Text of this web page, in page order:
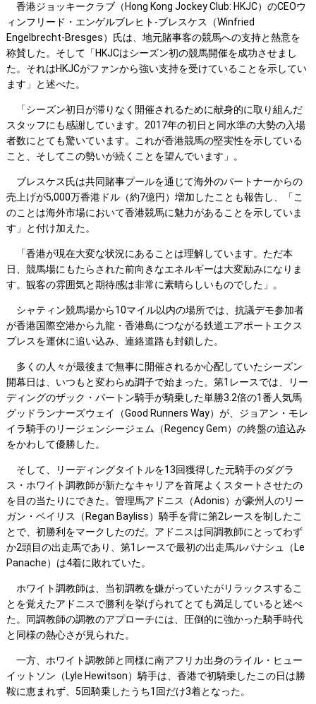
香港ジョッキークラブ（Hong Kong Jockey Club: HKJC）のCEOウ
ィンフリード・エンゲルブレヒト-ブレスケス（Winfried
Engelbrecht-Bresges）氏は、地元賭事客の競馬への支持と熱意を
称賛した。そして「HKJCはシーズン初の競馬開催を成功させまし
た。それはHKJCがファンから強い支持を受けていることを示してい
ます」と述べた。
「シーズン初日が滞りなく開催されるために献身的に取り組んだ
スタッフにも感謝しています。2017年の初日と同水準の大勢の入場
者数にとても驚いています。これが香港競馬の堅実性を示している
こと、そしてこの勢いが続くことを望んでいます」。
ブレスケス氏は共同賭事プールを通じて海外のパートナーからの
売上げが5,000万香港ドル（約7億円）増加したことも報告し、「こ
のことは海外市場において香港競馬に魅力があることを示していま
す」と付け加えた。
「香港が現在大変な状況にあることは理解しています。ただ本
日、競馬場にもたらされた前向きなエネルギーは大変励みになりま
す。観客の雰囲気と期待感は非常に素晴らしいものでした」。
シャティン競馬場から10マイル以内の場所では、抗議デモ参加者
が香港国際空港から九龍・香港島につながる鉄道エアポートエクス
プレスを運休に追い込み、連絡道路も封鎖した。
多くの人々が最後まで無事に開催されるか心配していたシーズン
開幕日は、いつもと変わらぬ調子で始まった。第1レースでは、リー
ディングのザック・パートン騎手が騎乗した単勝3.2倍の1番人気馬
グッドランナーズウェイ（Good Runners Way）が、ジョアン・モレ
イラ騎手のリージェンシージェム（Regency Gem）の終盤の追込み
をかわして優勝した。
そして、リーディングタイトルを13回獲得した元騎手のダグラ
ス・ホワイト調教師が新たなキャリアを首尾よくスタートさせたの
を目の当たりにできた。管理馬アドニス（Adonis）が豪州人のリー
ガン・ベイリス（Regan Bayliss）騎手を背に第2レースを制したこ
とで、初勝利をマークしたのだ。アドニスは同調教師にとってわず
か2頭目の出走馬であり、第1レースで最初の出走馬ルパナシュ（Le
Panache）は4着に敗れていた。
ホワイト調教師は、当初調教を嫌がっていたがリラックスするこ
とを覚えたアドニスで勝利を挙げられてとても満足していると述べ
た。同調教師の調教のアプローチには、圧倒的に強かった騎手時代
と同様の熱心さが見られた。
一方、ホワイト調教師と同様に南アフリカ出身のライル・ヒュー
イットソン（Lyle Hewitson）騎手は、香港で初騎乗したこの日は勝
鞍に恵まれず、5回騎乗したうち1回だけ3着となった。